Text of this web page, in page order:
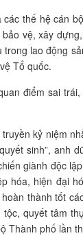
thế hệ cán
vệ, xây
lao động
Tổ quốc.
điểm sai
kỷ niệm
sinh”, anh
giành độc
hóa, hiện đại
thành tốt
quyết tâm
Thành phố lần